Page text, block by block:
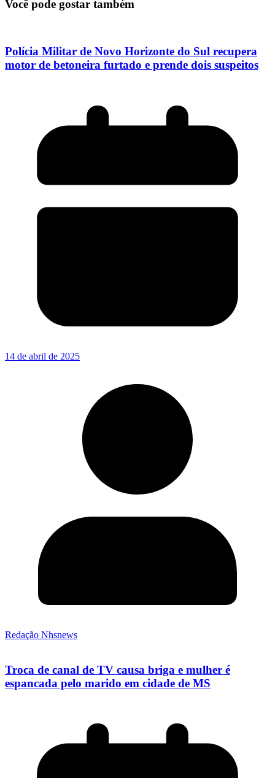
Você pode gostar também
Polícia Militar de Novo Horizonte do Sul recupera
motor de betoneira furtado e prende dois suspeitos
14 de abril de 2025
Redação Nhsnews
Troca de canal de TV causa briga e mulher é
espancada pelo marido em cidade de MS